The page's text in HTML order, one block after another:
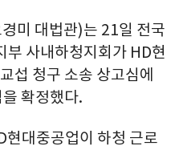
미 대법관)는 21일 전국
부 사내하청지회가 HD현
섭 청구 소송 상고심에
확정했다.
현대중공업이 하청 근로